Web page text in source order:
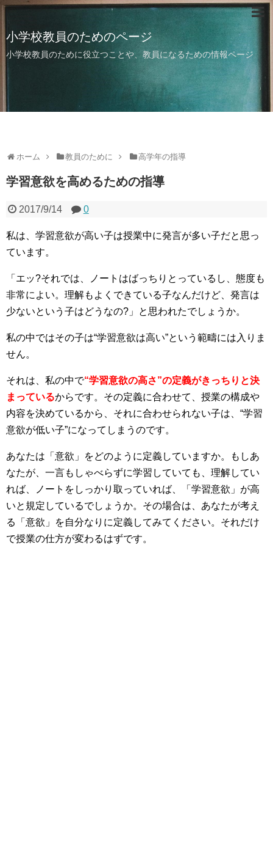
小学校教員のためのページ
小学校教員のために役立つことや、教員になるための情報ページ
ホーム 教員のために 高学年の指導
学習意欲を高めるための指導
2017/9/14 0
私は、学習意欲が高い子は授業中に発言が多い子だと思っ
ています。
「エッ?それでは、ノートはばっちりとっているし、態度も
非常によい。理解もよくできている子なんだけど、発言は
少ないという子はどうなの?」と思われたでしょうか。
私の中ではその子は“学習意欲は高い”という範疇には入りま
せん。
それは、私の中で“学習意欲の高さ”の定義がきっちりと決
まっているからです。その定義に合わせて、授業の構成や
内容を決めているから、それに合わせられない子は、“学習
意欲が低い子”になってしまうのです。
あなたは「意欲」をどのように定義していますか。もしあ
なたが、一言もしゃべらずに学習していても、理解してい
れば、ノートをしっかり取っていれば、「学習意欲」が高
いと規定しているでしょうか。その場合は、あなたが考え
る「意欲」を自分なりに定義してみてください。それだけ
で授業の仕方が変わるはずです。